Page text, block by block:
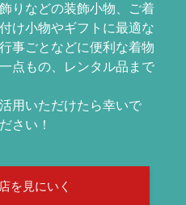
りなどの装飾小物、ご着
け小物やギフトに最適な
事ごとなどに便利な着物
点もの、レンタル品まで
用いただけたら幸いで
さい！
を見にいく